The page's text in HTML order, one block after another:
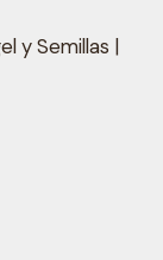
y Semillas |